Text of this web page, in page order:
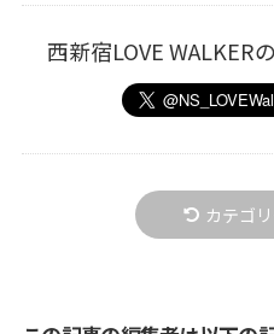
西新宿LOVE WALKER
カテゴ